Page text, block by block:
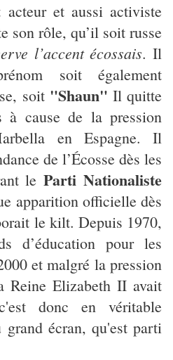
et aussi activiste
son rôle, qu’il soit russe
l’accent écossais. Il
soit également
soit "Shaun" Il quitte
à cause de la pression
en Espagne. Il
de l’Écosse dès les
leParti Nationaliste
apparition officielle dès
le kilt. Depuis 1970,
d’éducation pour les
et malgré la pression
Reine Elizabeth II avait
donc en véritable
grand écran, qu'est parti